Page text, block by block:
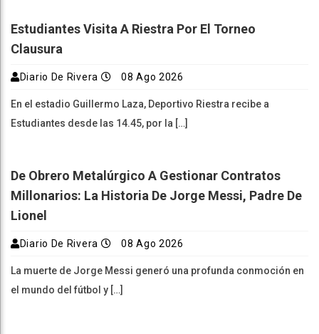
Estudiantes Visita A Riestra Por El Torneo
Clausura
Diario De Rivera 08 Ago 2026
En el estadio Guillermo Laza, Deportivo Riestra recibe a
Estudiantes desde las 14.45, por la […]
De Obrero Metalúrgico A Gestionar Contratos
Millonarios: La Historia De Jorge Messi, Padre De
Lionel
Diario De Rivera 08 Ago 2026
La muerte de Jorge Messi generó una profunda conmoción en
el mundo del fútbol y […]